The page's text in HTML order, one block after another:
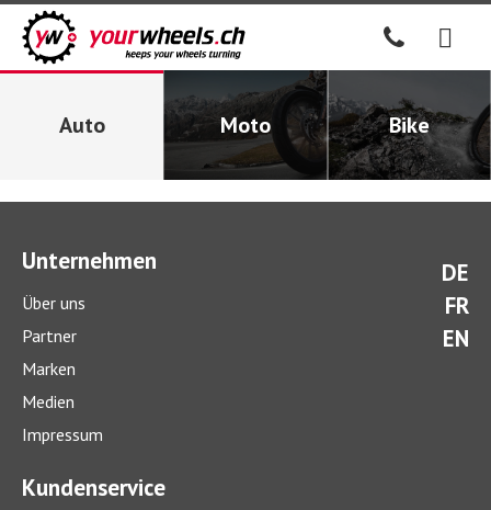
Auto Moto Bike
DE
FR
EN
Unternehmen
Über uns
Partner
Marken
Medien
Impressum
Kundenservice